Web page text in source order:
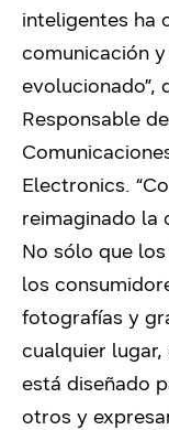
inteligentes ha
comunicación
evolucionado”,
Responsable
Electronics.
reimaginado la
No sólo que
los
fotografías y
cualquier
está diseñado
otros y